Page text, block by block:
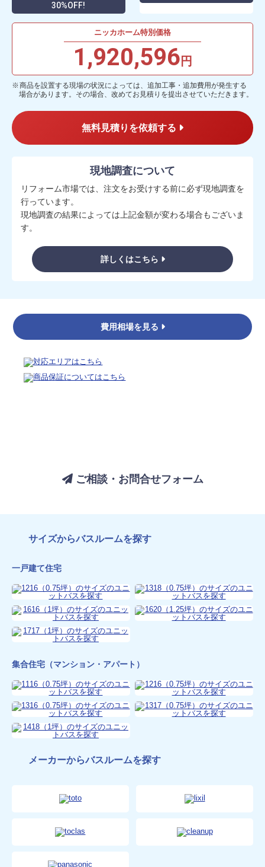
30%OFF!
ニッカホーム特別価格
1,920,596 円
商品を設置する現場の状況によっては、追加工事・追加費用が発生する
場合があります。その場合、改めてお見積りを提出させていただきます。
無料見積りを依頼する
現地調査について
リフォーム市場では、注文をお受けする前に必ず現地調査を
行っています。
現地調査の結果によっては上記金額が変わる場合もございま
す。
詳しくはこちら
費用相場を見る
ご相談・お問合せフォーム
サイズからバスルームを探す
一戸建て住宅
集合住宅（マンション・アパート）
メーカーからバスルームを探す